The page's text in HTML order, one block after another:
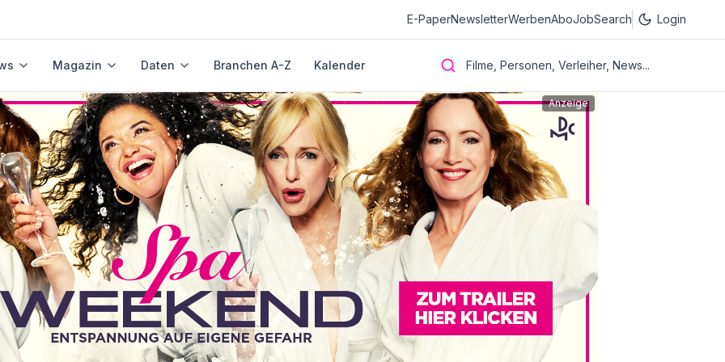
E-PaperNewsletterWerbenAboJobSearch Login
Magazin Daten Branchen A-Z Kalender Filme, Personen, Verleiher, News...
Anzeige